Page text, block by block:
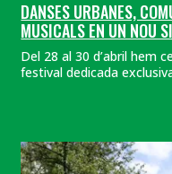
DANSES URBANES,
MUSICALS EN UN NOU
Del 28 al 30 d’abril hem
festival dedicada